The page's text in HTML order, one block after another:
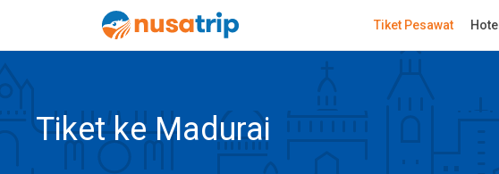
Tiket Pesawat Hotel
Tiket ke Madurai